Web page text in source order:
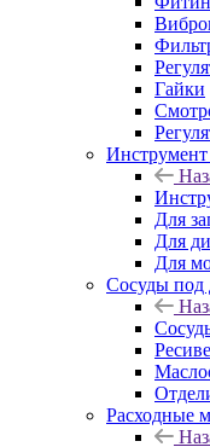
Гайки
Инструмент
Для
Для
Для
Сосуды под
Расходные